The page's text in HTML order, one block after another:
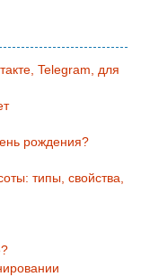
Telegram, для
рождения?
типы, свойства,